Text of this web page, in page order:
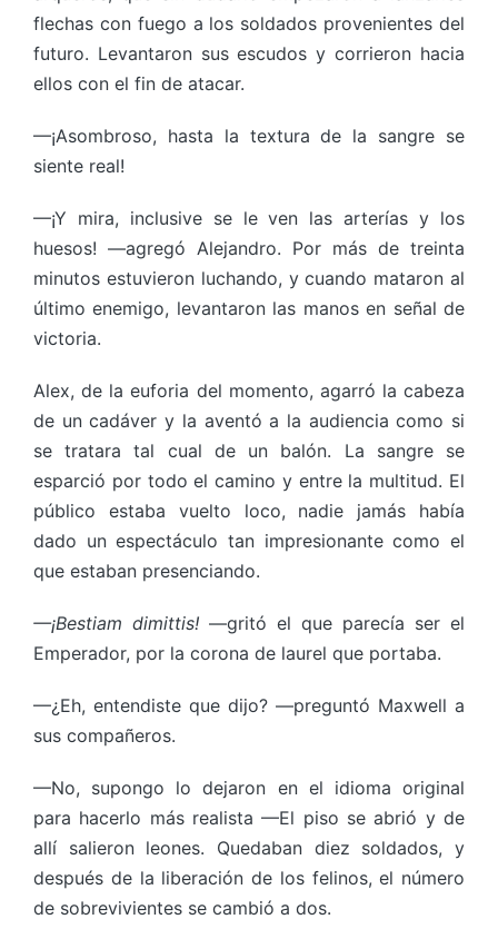
flechas con fuego a los soldados provenientes del
futuro. Levantaron sus escudos y corrieron hacia
ellos con el fin de atacar.
—¡Asombroso, hasta la textura de la sangre se
siente real!
—¡Y mira, inclusive se le ven las arterías y los
huesos! —agregó Alejandro. Por más de treinta
minutos estuvieron luchando, y cuando mataron al
último enemigo, levantaron las manos en señal de
victoria.
Alex, de la euforia del momento, agarró la cabeza
de un cadáver y la aventó a la audiencia como si
se tratara tal cual de un balón. La sangre se
esparció por todo el camino y entre la multitud. El
público estaba vuelto loco, nadie jamás había
dado un espectáculo tan impresionante como el
que estaban presenciando.
—¡Bestiam dimittis! —gritó el que parecía ser el
Emperador, por la corona de laurel que portaba.
—¿Eh, entendiste que dijo? —preguntó Maxwell a
sus compañeros.
—No, supongo lo dejaron en el idioma original
para hacerlo más realista —El piso se abrió y de
allí salieron leones. Quedaban diez soldados, y
después de la liberación de los felinos, el número
de sobrevivientes se cambió a dos.